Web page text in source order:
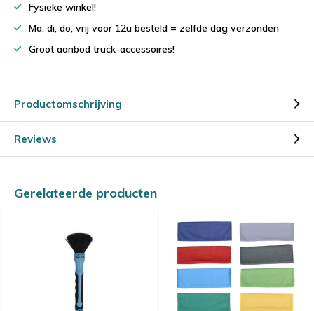
Fysieke winkel!
Ma, di, do, vrij voor 12u besteld = zelfde dag verzonden
Groot aanbod truck-accessoires!
Productomschrijving
Reviews
Gerelateerde producten